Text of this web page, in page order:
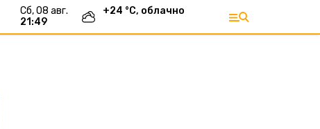
сб, 08 авг.
21:49
+24 °С, облачно